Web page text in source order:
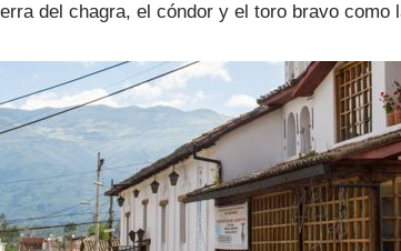
del chagra, el cóndor y el toro bravo como